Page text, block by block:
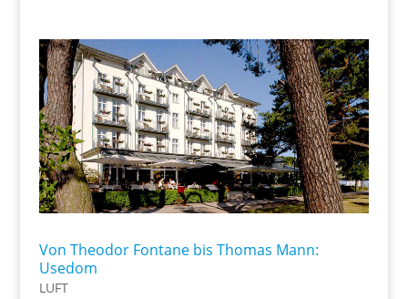
Von Theodor Fontane bis Thomas Mann:
Usedom
LUFT